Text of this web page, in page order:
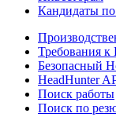
Кандидаты
Требования
Безопасный
HeadHunter
Поиск работы
Поиск по